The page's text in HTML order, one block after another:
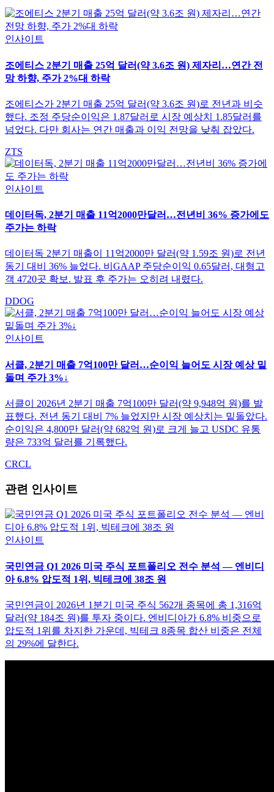
인사이트
조에티스 2분기 매출 25억 달러(약 3.6조 원) 제자리…연간 전
망 하향, 주가 2%대 하락
조에티스가 2분기 매출 25억 달러(약 3.6조 원)로 전년과 비슷
했다. 조정 주당순이익은 1.87달러로 시장 예상치 1.85달러를
넘었다. 다만 회사는 연간 매출과 이익 전망을 낮춰 잡았다.
ZTS
인사이트
데이터독, 2분기 매출 11억2000만달러…전년비 36% 증가에도
주가는 하락
데이터독 2분기 매출이 11억2000만 달러(약 1.59조 원)로 전년
동기 대비 36% 늘었다. 비GAAP 주당순이익 0.65달러, 대형고
객 4720곳 확보. 발표 후 주가는 오히려 내렸다.
DDOG
인사이트
서클, 2분기 매출 7억100만 달러…순이익 늘어도 시장 예상 밑
돌며 주가 3%↓
서클이 2026년 2분기 매출 7억100만 달러(약 9,948억 원)를 발
표했다. 전년 동기 대비 7% 늘었지만 시장 예상치는 밑돌았다.
순이익은 4,800만 달러(약 682억 원)로 크게 늘고 USDC 유통
량은 733억 달러를 기록했다.
CRCL
관련 인사이트
인사이트
국민연금 Q1 2026 미국 주식 포트폴리오 전수 분석 — 엔비디
아 6.8% 압도적 1위, 빅테크에 38조 원
국민연금이 2026년 1분기 미국 주식 562개 종목에 총 1,316억
달러(약 184조 원)를 투자 중이다. 엔비디아가 6.8% 비중으로
압도적 1위를 차지한 가운데, 빅테크 8종목 합산 비중은 전체
의 29%에 달한다.